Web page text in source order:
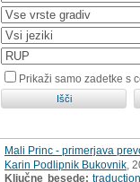
Prikaži samo zadetke s
Mali Princ - primerjava
Karin Podlipnik Bukovnik ,
Ključne besede: